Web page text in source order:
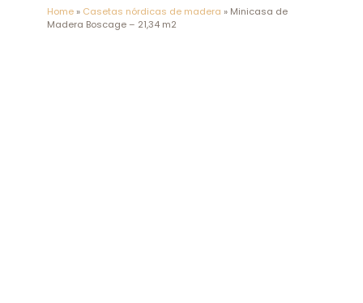
Home» Casetas nórdicas de madera » Minicasa de
Madera Boscage – 21,34 m2